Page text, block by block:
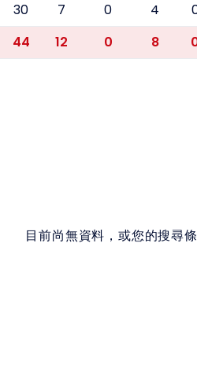
30 7 0 4
44 12 0 8
目前尚無資料，或您的搜尋